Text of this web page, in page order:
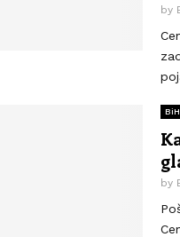
by
by